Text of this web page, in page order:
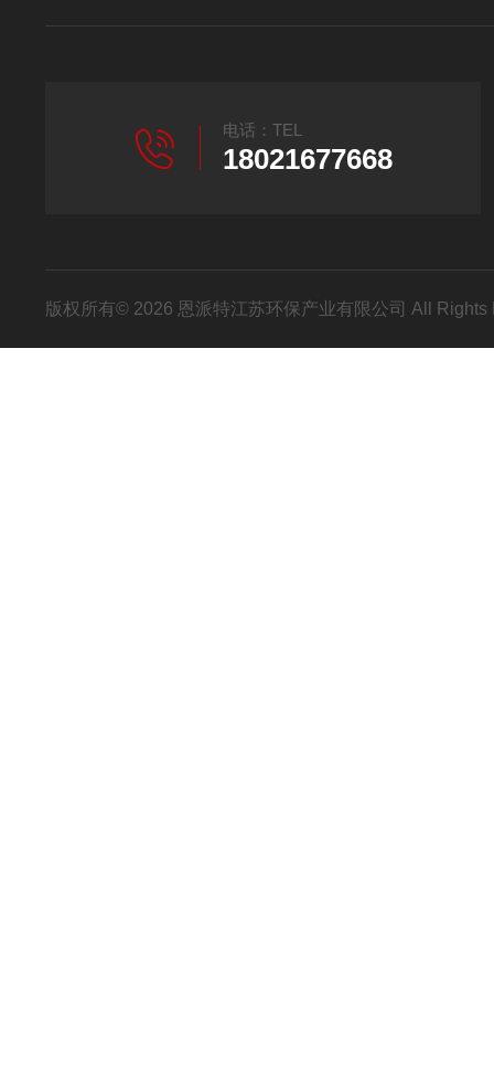
电话：TEL
18021677668
版权所有© 2026 恩派特江苏环保产业有限公司 All